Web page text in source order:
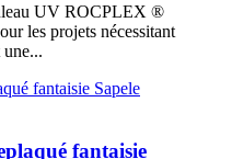
UV ROCPLEX ®
les projets nécessitant
fantaisie